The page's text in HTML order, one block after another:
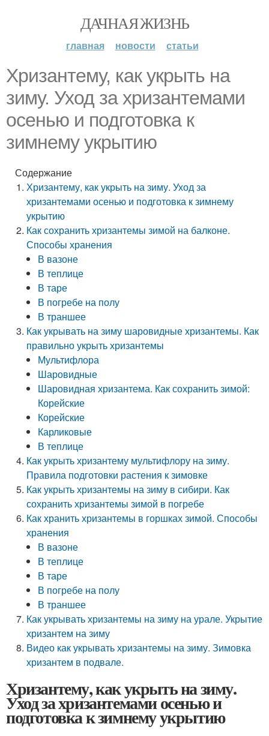
ДАЧНАЯ ЖИЗНЬ
главная новости статьи
Хризантему, как укрыть на
зиму. Уход за хризантемами
осенью и подготовка к
зимнему укрытию
Содержание
Хризантему, как укрыть на зиму. Уход за
хризантемами осенью и подготовка к зимнему
укрытию
Как сохранить хризантемы зимой на балконе.
Способы хранения
В вазоне
В теплице
В таре
В погребе на полу
В траншее
Как укрывать на зиму шаровидные хризантемы. Как
правильно укрыть хризантемы
Мультифлора
Шаровидные
Шаровидная хризантема. Как сохранить зимой:
Корейские
Корейские
Карликовые
В теплице
Как укрыть хризантему мультифлору на зиму.
Правила подготовки растения к зимовке
Как укрыть хризантемы на зиму в сибири. Как
сохранить хризантемы зимой в погребе
Как хранить хризантемы в горшках зимой. Способы
хранения
В вазоне
В теплице
В таре
В погребе на полу
В траншее
Как укрывать хризантемы на зиму на урале. Укрытие
хризантем на зиму
Видео как укрывать хризантемы на зиму. Зимовка
хризантем в подвале.
Хризантему, как укрыть на зиму.
Уход за хризантемами осенью и
подготовка к зимнему укрытию